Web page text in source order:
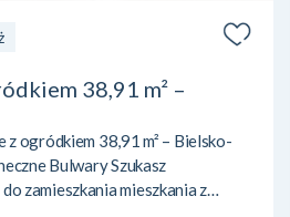
38,91 m² –
z ogródkiem 38,91 m² – Bielsko-
Bulwary Szukasz
zamieszkania mieszkania z